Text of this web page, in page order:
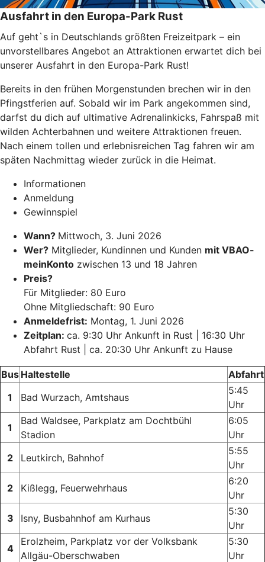
Ausfahrt in den Europa-Park Rust
Auf geht`s in Deutschlands größten Freizeitpark – ein
unvorstellbares Angebot an Attraktionen erwartet dich bei
unserer Ausfahrt in den Europa-Park Rust!
Bereits in den frühen Morgenstunden brechen wir in den
Pfingstferien auf. Sobald wir im Park angekommen sind,
darfst du dich auf ultimative Adrenalinkicks, Fahrspaß mit
wilden Achterbahnen und weitere Attraktionen freuen.
Nach einem tollen und erlebnisreichen Tag fahren wir am
späten Nachmittag wieder zurück in die Heimat.
Informationen
Anmeldung
Gewinnspiel
Wann? Mittwoch, 3. Juni 2026
Wer? Mitglieder, Kundinnen und Kunden mit VBAO-
meinKonto zwischen 13 und 18 Jahren
Preis?
Für Mitglieder: 80 Euro
Ohne Mitgliedschaft: 90 Euro
Anmeldefrist: Montag, 1. Juni 2026
Zeitplan: ca. 9:30 Uhr Ankunft in Rust | 16:30 Uhr
Abfahrt Rust | ca. 20:30 Uhr Ankunft zu Hause
Bus Haltestelle
Abfahrt
1
Bad Wurzach, Amtshaus
5:45
Uhr
1
Bad Waldsee, Parkplatz am Dochtbühl
Stadion
6:05
Uhr
2
Leutkirch, Bahnhof
5:55
Uhr
2
Kißlegg, Feuerwehrhaus
6:20
Uhr
3
Isny, Busbahnhof am Kurhaus
5:30
Uhr
4
Erolzheim, Parkplatz vor der Volksbank
Allgäu-Oberschwaben
5:30
Uhr